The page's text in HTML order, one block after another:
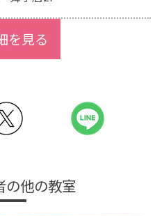
を見る
の他の教室